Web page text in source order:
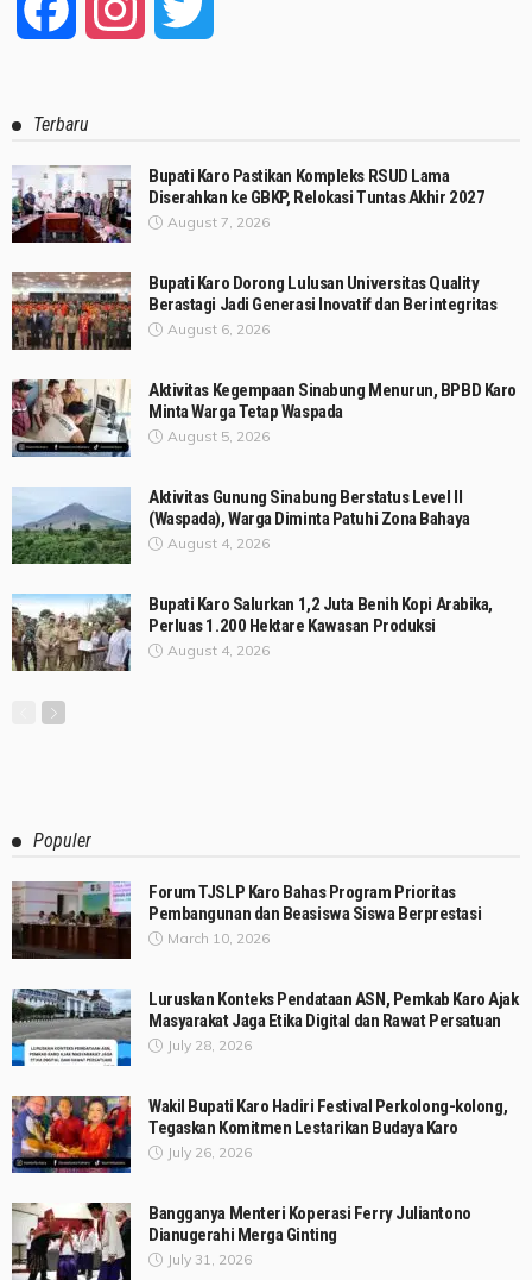
Facebook Instagram
Terbaru
Bupati Karo Pastikan Kompleks RSUD Lama
Diserahkan ke GBKP, Relokasi Tuntas Akhir 2027
August 7, 2026
Bupati Karo Dorong Lulusan Universitas Quality
Berastagi Jadi Generasi Inovatif dan Berintegritas
August 6, 2026
Aktivitas Kegempaan Sinabung Menurun, BPBD Karo
Minta Warga Tetap Waspada
August 5, 2026
Aktivitas Gunung Sinabung Berstatus Level II
(Waspada), Warga Diminta Patuhi Zona Bahaya
August 4, 2026
Bupati Karo Salurkan 1,2 Juta Benih Kopi Arabika,
Perluas 1.200 Hektare Kawasan Produksi
August 4, 2026
Populer
Forum TJSLP Karo Bahas Program Prioritas
Pembangunan dan Beasiswa Siswa Berprestasi
March 10, 2026
Luruskan Konteks Pendataan ASN, Pemkab Karo Ajak
Masyarakat Jaga Etika Digital dan Rawat Persatuan
July 28, 2026
Wakil Bupati Karo Hadiri Festival Perkolong-kolong,
Tegaskan Komitmen Lestarikan Budaya Karo
July 26, 2026
Bangganya Menteri Koperasi Ferry Juliantono
Dianugerahi Merga Ginting
July 31, 2026